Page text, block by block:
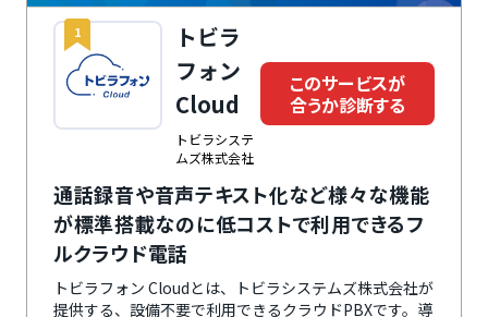
1
トビラ
フォン
Cloud
トビラシステ
ムズ株式会社
このサービスが
合うか診断する
通話録音や音声テキスト化など様々な機能
が標準搭載なのに低コストで利用できるフ
ルクラウド電話
トビラフォン Cloudとは、トビラシステムズ株式会社が
提供する、設備不要で利用できるクラウドPBXです。導